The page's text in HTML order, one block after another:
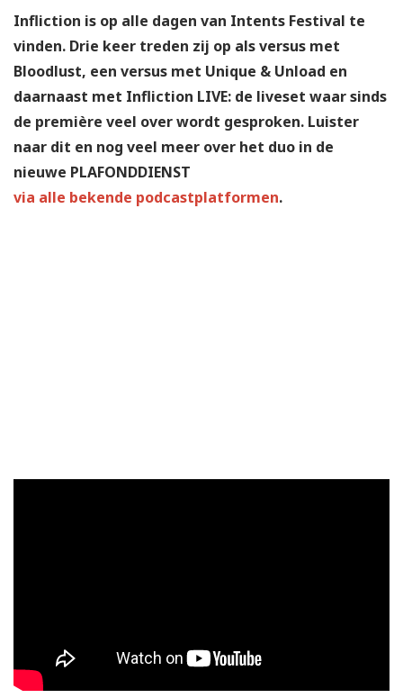
Infliction is op alle dagen van Intents Festival te
vinden. Drie keer treden zij op als versus met
Bloodlust, een versus met Unique & Unload en
daarnaast met Infliction LIVE: de liveset waar sinds
de première veel over wordt gesproken. Luister
naar dit en nog veel meer over het duo in de
nieuwe PLAFONDDIENST
via alle bekende podcastplatformen.